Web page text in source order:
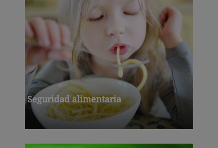
Seguridad alimentaria